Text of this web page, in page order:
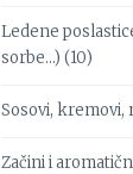
Ledene
sorbe…) (10)
Sosovi, kremovi,
Začini i